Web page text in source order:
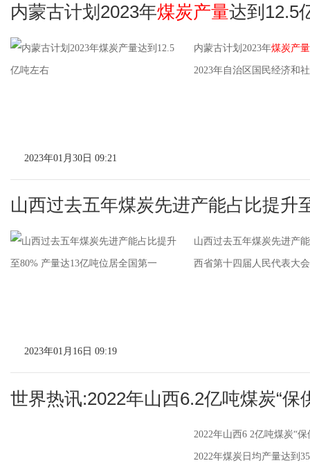
内蒙古计划2023年煤炭产量达到12.5
内蒙古计划2023年煤炭产量
2023年自治区国民经济和
2023年01月30日 09:21
山西过去五年煤炭先进产能占比提升
山西过去五年煤炭先进产
西省第十四届人民代表大
2023年01月16日 09:19
世界热讯:2022年山西6.2亿吨煤炭“保
2022年山西6 2亿吨煤炭“
2022年煤炭日均产量达到